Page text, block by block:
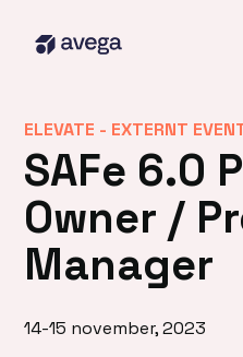
ELEVATE - EXTERNT
SAFe 6.0
Owner /
Manager
14-15 november, 2023